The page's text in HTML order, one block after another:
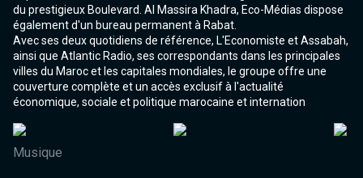
du prestigieux Boulevard. Al Massira Khadra, Eco-Médias dispose
également d'un bureau permanent à Rabat.
Avec ses deux quotidiens de référence, L'Economiste et Assabah,
ainsi que Atlantic Radio, ses correspondants dans les principales
villes du Maroc et les capitales mondiales, le groupe offre une
couverture complète et un accès exclusif à l'actualité
économique, sociale et politique marocaine et internation
Musique